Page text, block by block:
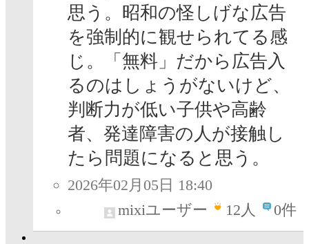
思う。昭和の怪しげな広告
を強制的に観せられてる感
じ。「無料」だから広告入
るのはしょうがないけど、
判断力が低い子供や高齢
者、発達障害の人が接触し
たら問題になると思う。
2026年02月05日 18:40
mixiユーザー
12人 0件